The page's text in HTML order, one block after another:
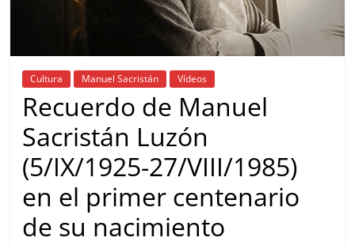
Cultura Manuel Sacristán Vídeos
Recuerdo de Manuel
Sacristán Luzón
(5/IX/1925-27/VIII/1985)
en el primer centenario
de su nacimiento